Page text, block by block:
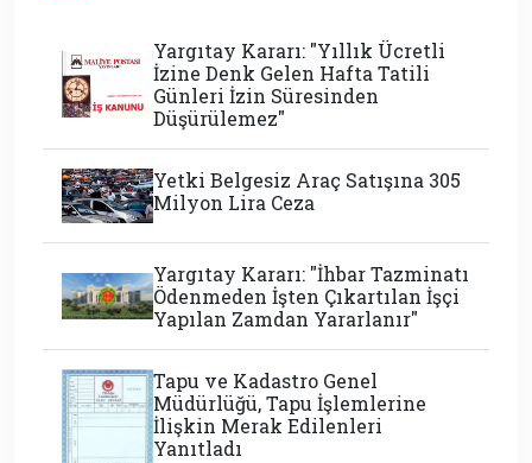
Yargıtay Kararı: "Yıllık Ücretli
İzine Denk Gelen Hafta Tatili
Günleri İzin Süresinden
Düşürülemez"
Yetki Belgesiz Araç Satışına 305
Milyon Lira Ceza
Yargıtay Kararı: "İhbar Tazminatı
Ödenmeden İşten Çıkartılan İşçi
Yapılan Zamdan Yararlanır"
Tapu ve Kadastro Genel
Müdürlüğü, Tapu İşlemlerine
İlişkin Merak Edilenleri
Yanıtladı